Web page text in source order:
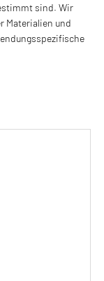
sind. Wir
Materialien und